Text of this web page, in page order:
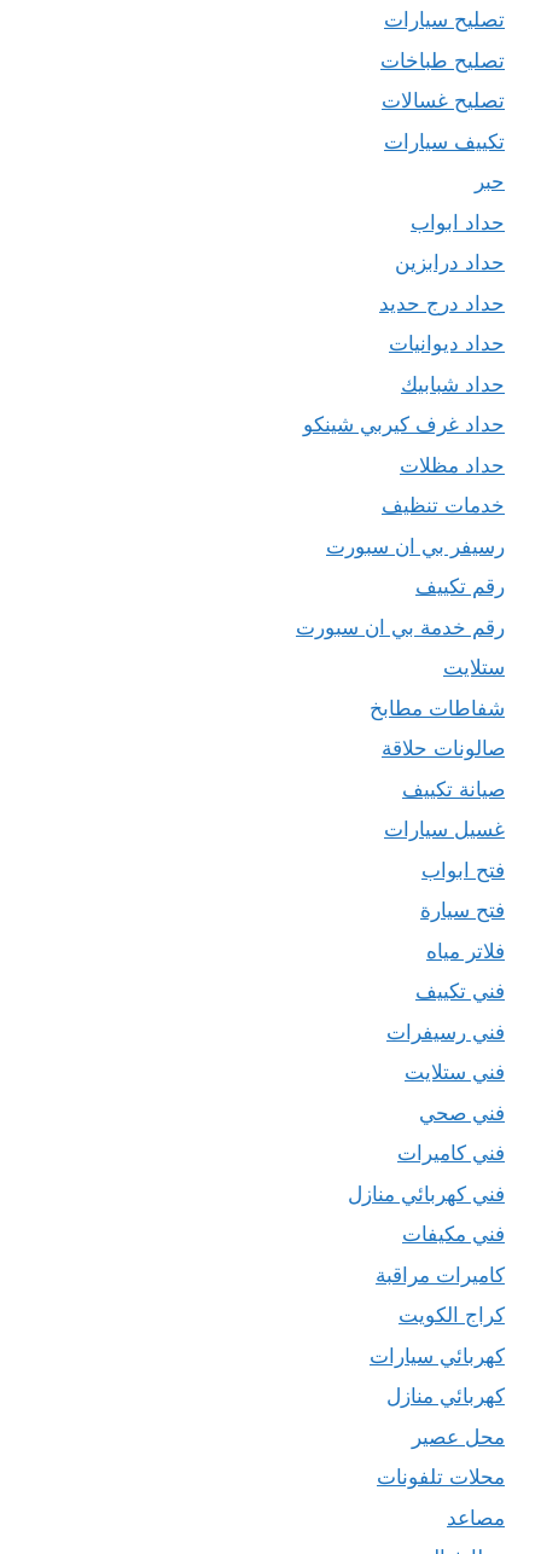
تصليح سيارات
تصليح طباخات
تصليح غسالات
تكييف سيارات
حبر
حداد ابواب
حداد درابزين
حداد درج حديد
حداد ديوانيات
حداد شبابيك
حداد غرف كيربي شينكو
حداد مظلات
خدمات تنظيف
رسيفر بي ان سبورت
رقم تكييف
رقم خدمة بي ان سبورت
ستلايت
شفاطات مطابخ
صالونات حلاقة
صيانة تكييف
غسيل سيارات
فتح ابواب
فتح سيارة
فلاتر مياه
فني تكييف
فني رسيفرات
فني ستلايت
فني صحي
فني كاميرات
فني كهربائي منازل
فني مكيفات
كاميرات مراقبة
كراج الكويت
كهربائي سيارات
كهربائي منازل
محل عصير
محلات تلفونات
مصاعد